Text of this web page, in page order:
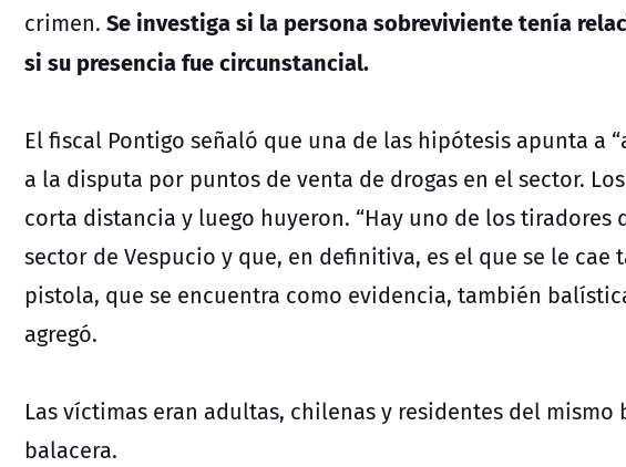
crimen. Se investiga si la persona sobreviviente tenía
si su presencia fue circunstancial.
El fiscal Pontigo señaló que una de las hipótesis apunta a
a la disputa por puntos de venta de drogas en el sector.
corta distancia y luego huyeron. “Hay uno de los tiradores
sector de Vespucio y que, en definitiva, es el que se le cae
pistola, que se encuentra como evidencia, también
agregó.
Las víctimas eran adultas, chilenas y residentes del
balacera.